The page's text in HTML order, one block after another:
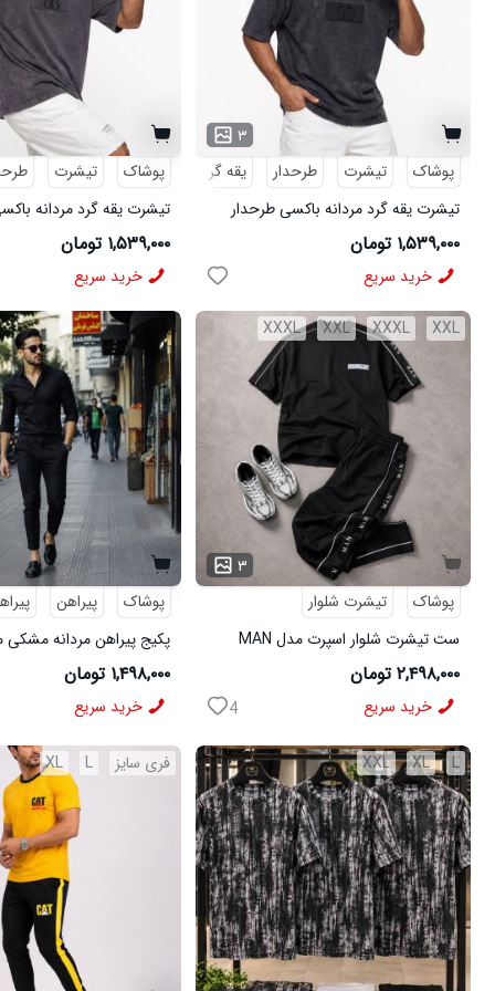
۳
پوشاک
تیشرت طرحدار
یقه گرد
تیشرت یقه گرد مردانه باکسی طرحدار
50945
۱,۵۳۹,۰۰۰ تومان
خرید سریع
پوشاک
تیشرت
تیشرت یقه گرد مردانه
مدل 50946
۱,۵۳۹,۰۰۰ تومان
خرید سریع
XXL
XXXL
XXL
XXXL
۳
پوشاک
تیشرت شلوار
ست تیشرت شلوار اسپرت مدل MAN
مشکی
۲,۴۹۸,۰۰۰ تومان
خرید سریع 4
پوشاک
پیراهن
شلوار مردانه مشکی مدل MOBIN
۱,۴۹۸,۰۰۰ تومان
خرید سریع
L
XL
XXL فری سایز L
XL